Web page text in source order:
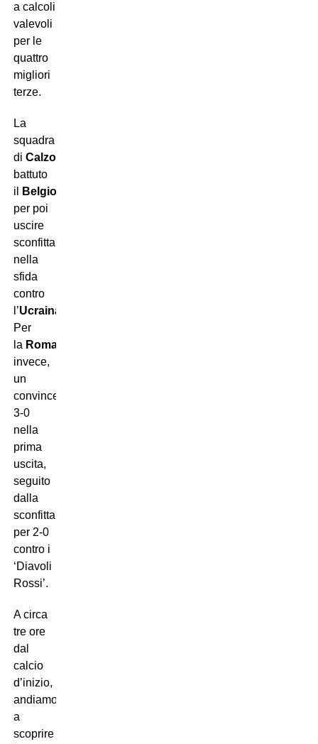
a calcoli
valevoli
per le
quattro
migliori
terze.
La
squadra
di Calzona
battuto
il
Belgio
per poi
uscire
sconfitta
nella
sfida
contro
l’Ucraina
Per
la Romania
invece,
un
convincente
3-0
nella
prima
uscita,
seguito
dalla
sconfitta
per 2-0
contro i
‘Diavoli
Rossi’.
A circa
tre ore
dal
calcio
d’inizio,
andiamo
a
scoprire